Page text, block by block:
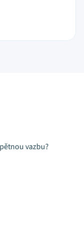
vazbu?